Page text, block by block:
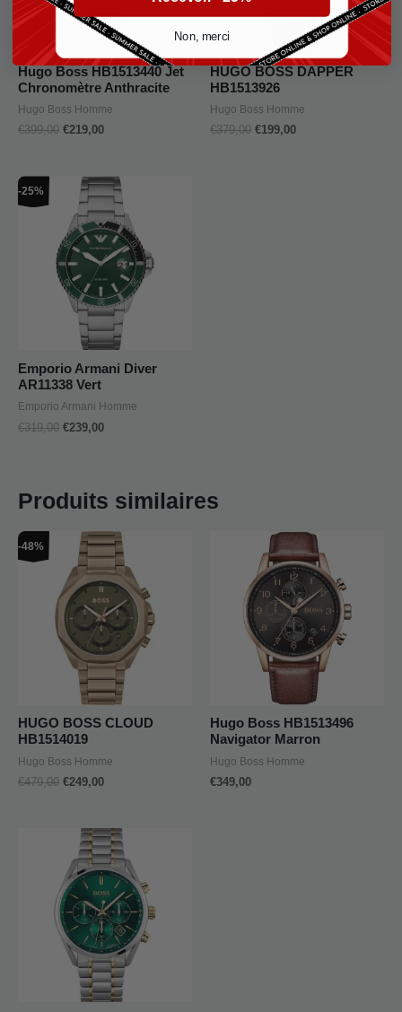
Hugo Boss HB1513440 Jet
Chronomètre Anthracite
Hugo Boss Homme
€399,00 €219,00
HUGO BOSS DAPPER
HB1513926
Hugo Boss Homme
€379,00 €199,00
-25%
Emporio Armani Diver
AR11338 Vert
Emporio Armani Homme
€319,00
prix
initial
était :
€319,00.
€239,00
Le
prix
actuel
est :
€239,00.
Produits similaires
-48%
HUGO BOSS CLOUD
HB1514019
Hugo Boss Homme
€479,00
prix
initial
était :
€479,00.
€249,00
Le
prix
actuel
est :
€249,00.
Hugo Boss HB1513496
Navigator Marron
Hugo Boss Homme
€349,00
Non, merci